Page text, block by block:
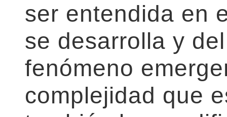
ser entendida en
se desarrolla y
fenómeno
complejidad que